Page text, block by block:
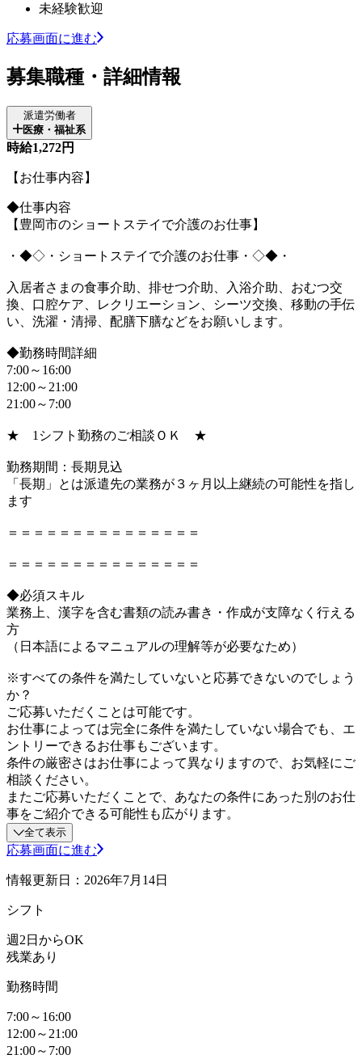
未経験歓迎
応募画面に進む
募集職種・詳細情報
派遣労働者
医療・福祉系
時給1,272円
【お仕事内容】
◆仕事内容
【豊岡市のショートステイで介護のお仕事】
・◆◇・ショートステイで介護のお仕事・◇◆・
入居者さまの食事介助、排せつ介助、入浴介助、おむつ交
換、口腔ケア、レクリエーション、シーツ交換、移動の手伝
い、洗濯・清掃、配膳下膳などをお願いします。
◆勤務時間詳細
7:00～16:00
12:00～21:00
21:00～7:00
★ 1シフト勤務のご相談ＯＫ ★
勤務期間：長期見込
「長期」とは派遣先の業務が３ヶ月以上継続の可能性を指し
ます
＝＝＝＝＝＝＝＝＝＝＝＝＝＝＝
＝＝＝＝＝＝＝＝＝＝＝＝＝＝＝
◆必須スキル
業務上、漢字を含む書類の読み書き・作成が支障なく行える
方
（日本語によるマニュアルの理解等が必要なため）
※すべての条件を満たしていないと応募できないのでしょう
か？
ご応募いただくことは可能です。
お仕事によっては完全に条件を満たしていない場合でも、エ
ントリーできるお仕事もございます。
条件の厳密さはお仕事によって異なりますので、お気軽にご
相談ください。
またご応募いただくことで、あなたの条件にあった別のお仕
事をご紹介できる可能性も広がります。
全て表示
応募画面に進む
情報更新日：2026年7月14日
シフト
週2日からOK
残業あり
勤務時間
7:00～16:00
12:00～21:00
21:00～7:00